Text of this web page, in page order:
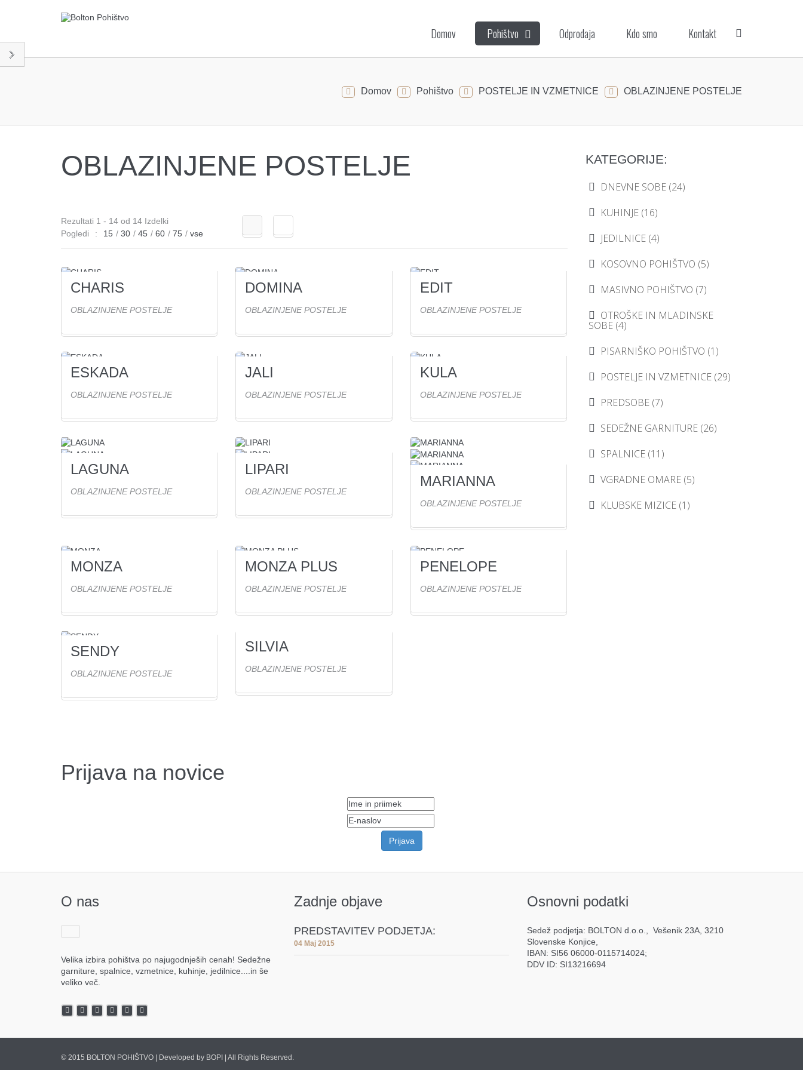
Domov Pohištvo Odprodaja Kdo smo Kontakt
Domov Pohištvo POSTELJE IN VZMETNICE OBLAZINJENE POSTELJE
OBLAZINJENE POSTELJE
Rezultati 1 - 14 od 14 Izdelki
Pogledi
: 15 / 30 / 45 / 60 / 75 / vse
0Ogled(ov)
CHARIS
OBLAZINJENE POSTELJE
1Ogled(ov)
DOMINA
OBLAZINJENE POSTELJE
2Ogled(ov)
EDIT
OBLAZINJENE POSTELJE
1Ogled(ov)
ESKADA
OBLAZINJENE POSTELJE
2 Ogled(ov)
JALI
OBLAZINJENE POSTELJE
1Ogled(ov)
KULA
OBLAZINJENE POSTELJE
0 Ogled(ov)
LAGUNA
OBLAZINJENE POSTELJE
0 Ogled(ov)
LIPARI
OBLAZINJENE POSTELJE
0 Ogled(ov)
MARIANNA
OBLAZINJENE POSTELJE
0 Ogled(ov)
MONZA
OBLAZINJENE POSTELJE
2Ogled(ov)
MONZA PLUS
OBLAZINJENE POSTELJE
0Ogled(ov)
PENELOPE
OBLAZINJENE POSTELJE
1Ogled(ov)
SENDY
OBLAZINJENE POSTELJE
0Ogled(ov)
SILVIA
OBLAZINJENE POSTELJE
KATEGORIJE:
DNEVNE SOBE(24)
KUHINJE(16)
JEDILNICE(4)
KOSOVNO POHIŠTVO (5)
MASIVNO POHIŠTVO (7)
OTROŠKE IN MLADINSKE
SOBE(4)
PISARNIŠKO POHIŠTVO (1)
POSTELJE IN VZMETNICE(29)
PREDSOBE(7)
SEDEŽNE GARNITURE(26)
SPALNICE(11)
VGRADNE OMARE(5)
KLUBSKE MIZICE(1)
Prijava na novice
O nas
Velika izbira pohištva po najugodnješih cenah! Sedežne
garniture, spalnice, vzmetnice, kuhinje, jedilnice....in še
veliko več.
Zadnje objave
PREDSTAVITEV PODJETJA:
04 Maj 2015
Osnovni podatki
Sedež podjetja: BOLTON d.o.o., Vešenik 23A, 3210
Slovenske Konjice,
IBAN: SI56 06000-0115714024;
DDV ID: SI13216694
© 2015 BOLTON POHIŠTVO | Developed by BOPI | All Rights Reserved.